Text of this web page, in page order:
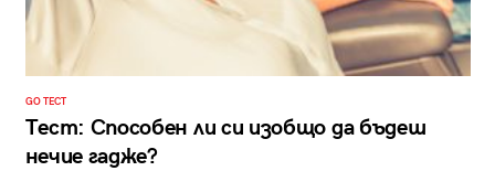
GO ТЕСТ
Тест: Способен ли си изобщо да бъдеш
нечие гадже?